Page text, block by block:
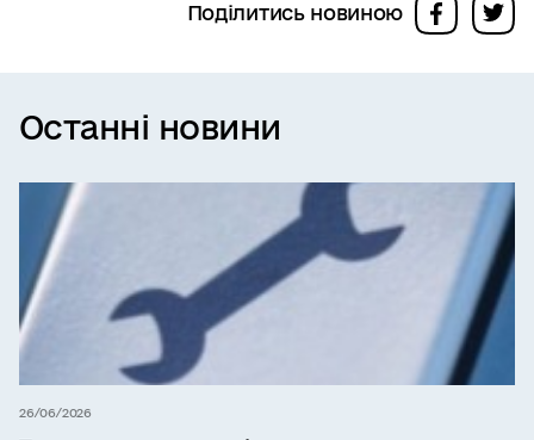
Поділитись новиною
Останні новини
26/06/2026